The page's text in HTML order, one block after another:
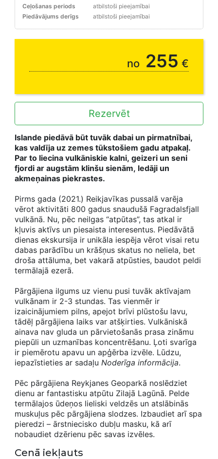
Ceļošanas periods
atbilstoši pieejamībai
Piedāvājums derīgs
atbilstoši pieejamībai
no 255 €
Rezervēt
Islande piedāvā būt tuvāk dabai un pirmatnībai,
kas valdīja uz zemes tūkstošiem gadu atpakaļ.
Par to liecina vulkāniskie kalni, geizeri un seni
fjordi ar augstām klinšu sienām, ledāji un
akmeņainas piekrastes.
Pirms gada (2021.) Reikjavīkas pussalā varēja
vērot aktivitāti 800 gadus snaudušā Fagradalsfjall
vulkānā. Nu, pēc neilgas “atpūtas”, tas atkal ir
kļuvis aktīvs un piesaista interesentus. Piedāvātā
dienas ekskursija ir unikāla iespēja vērot visai retu
dabas parādību un krāšņus skatus no neliela, bet
droša attāluma, bet vakarā atpūsties, baudot peldi
termālajā ezerā.
Pārgājiena ilgums uz vienu pusi tuvāk aktīvajam
vulkānam ir 2-3 stundas. Tas vienmēr ir
izaicinājumiem pilns, apejot brīvi plūstošu lavu,
tādēļ pārgājiena laiks var atšķirties. Vulkāniskā
ainava nav gluda un pārvietošanās prasa zināmu
piepūli un uzmanības koncentrēšanu. Ļoti svarīga
ir piemērotu apavu un apģērba izvēle. Lūdzu,
iepazīstieties ar sadaļu Noderīga informācija.
Pēc pārgājiena Reykjanes Geoparkā noslēdziet
dienu ar fantastisku atpūtu Zilajā Lagūnā. Pelde
termālajos ūdeņos lieliski veldzēs un atslābinās
muskuļus pēc pārgājiena slodzes. Izbaudiet arī spa
pieredzi – ārstniecisko dubļu masku, kā arī
nobaudiet dzērienu pēc savas izvēles.
Cenā iekļauts